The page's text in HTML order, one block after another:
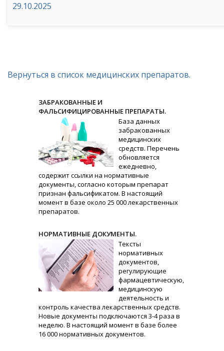
29.10.2025
Вернуться в список медицинских препаратов.
ЗАБРАКОВАННЫЕ И
ФАЛЬСИФИЦИРОВАННЫЕ ПРЕПАРАТЫ.
База данных
забракованных
медицинских
средств. Перечень
обновляется
ежедневно,
содержит ссылки на нормативные
документы, согласно которым препарат
признан фальсификатом. В настоящий
момент в базе около 25 000 лекарственных
препаратов.
НОРМАТИВНЫЕ ДОКУМЕНТЫ.
Тексты
нормативных
документов,
регулирующие
фармацевтическую,
медицинскую
деятельность и
контроль качества лекарственных средств.
Новые документы подключаются 3-4 раза в
неделю. В настоящий момент в базе более
16 000 нормативных документов.